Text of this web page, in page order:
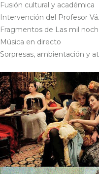
Fusión cultural y académica
Intervención del Profesor
Fragmentos de Las mil
Música en directo
Sorpresas, ambientación y